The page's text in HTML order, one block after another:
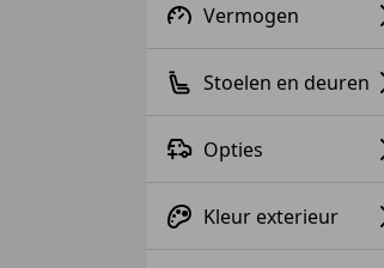
Vermogen
Stoelen en deuren
Opties
Kleur exterieur